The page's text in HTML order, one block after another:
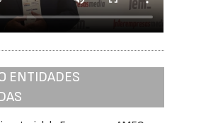
ENTIDADES